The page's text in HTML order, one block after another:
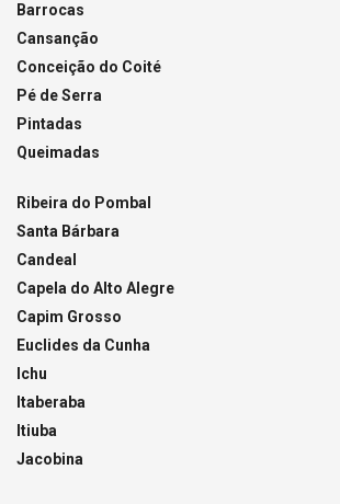
Barrocas
Cansanção
Conceição do Coité
Pé de Serra
Pintadas
Queimadas
Ribeira do Pombal
Santa Bárbara
Candeal
Capela do Alto Alegre
Capim Grosso
Euclides da Cunha
Ichu
Itaberaba
Itiuba
Jacobina